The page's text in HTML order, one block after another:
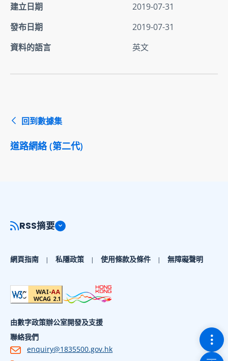
建立日期
2019-07-31
發布日期
2019-07-31
資料的語言
英文
回到數據集
道路網絡 (第二代)
切
回到
RSS摘要
網頁指南 私隱政策 使用條款及條件 無障礙聲明
由數字政策辦公室開發及支援
聯絡我們
enquiry@1835500.gov.hk